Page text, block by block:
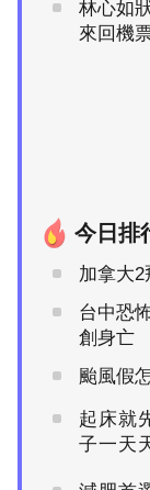
林心如
來回機
今日排
加拿大
台中恐
創身亡
颱風假
起床就
子一天